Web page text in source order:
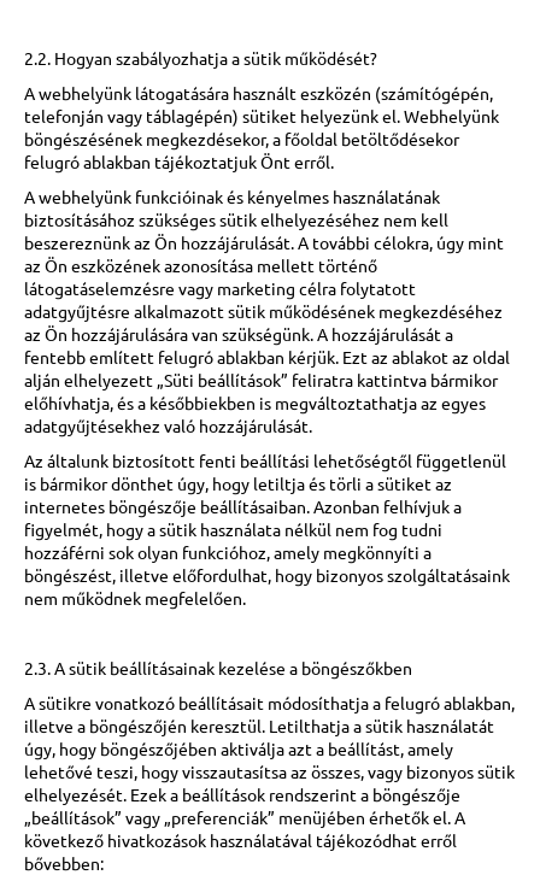
2.2. Hogyan szabályozhatja a sütik működését?
A webhelyünk látogatására használt eszközén (számítógépén,
telefonján vagy táblagépén) sütiket helyezünk el. Webhelyünk
böngészésének megkezdésekor, a főoldal betöltődésekor
felugró ablakban tájékoztatjuk Önt erről.
A webhelyünk funkcióinak és kényelmes használatának
biztosításához szükséges sütik elhelyezéséhez nem kell
beszereznünk az Ön hozzájárulását. A további célokra, úgy mint
az Ön eszközének azonosítása mellett történő
látogatáselemzésre vagy marketing célra folytatott
adatgyűjtésre alkalmazott sütik működésének megkezdéséhez
az Ön hozzájárulására van szükségünk. A hozzájárulását a
fentebb említett felugró ablakban kérjük. Ezt az ablakot az oldal
alján elhelyezett „Süti beállítások” feliratra kattintva bármikor
előhívhatja, és a későbbiekben is megváltoztathatja az egyes
adatgyűjtésekhez való hozzájárulását.
Az általunk biztosított fenti beállítási lehetőségtől függetlenül
is bármikor dönthet úgy, hogy letiltja és törli a sütiket az
internetes böngészője beállításaiban. Azonban felhívjuk a
figyelmét, hogy a sütik használata nélkül nem fog tudni
hozzáférni sok olyan funkcióhoz, amely megkönnyíti a
böngészést, illetve előfordulhat, hogy bizonyos szolgáltatásaink
nem működnek megfelelően.
2.3. A sütik beállításainak kezelése a böngészőkben
A sütikre vonatkozó beállításait módosíthatja a felugró ablakban,
illetve a böngészőjén keresztül. Letilthatja a sütik használatát
úgy, hogy böngészőjében aktiválja azt a beállítást, amely
lehetővé teszi, hogy visszautasítsa az összes, vagy bizonyos sütik
elhelyezését. Ezek a beállítások rendszerint a böngészője
„beállítások” vagy „preferenciák” menüjében érhetők el. A
következő hivatkozások használatával tájékozódhat erről
bővebben: